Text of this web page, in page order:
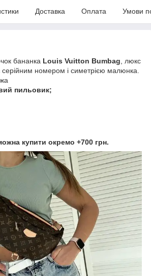
Доставка Оплата Умови
бананка Louis Vuitton Bumbag , люкс
серійним номером і симетрією малюнка.
пильовик;
купити окремо +700 грн.